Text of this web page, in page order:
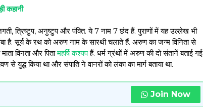
कहानी
त्रिष्टुप, अनुष्टुप और पंक्ति. ये 7 नाम 7 छंद हैं. पुराणों में यह उल्लेख भी
है. सूर्य के रथ को अरुण नाम के सारथी चलाते हैं. अरुण का जन्‍म विनिता से
विनता और पितामहर्षि कश्यपहैं. धर्म ग्रंथों में अरुण की दो संतानें बताई गई
युद्ध किया था और संपाति ने वानरों को लंका का मार्ग बताया था.
Join Now